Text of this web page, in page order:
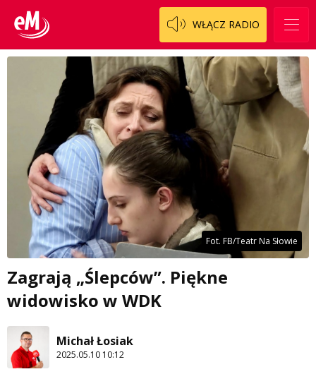
WŁĄCZ RADIO
Fot. FB/Teatr Na Słowie
Zagrają „Ślepców”. Piękne
widowisko w WDK
Michał Łosiak
2025.05.10 10:12